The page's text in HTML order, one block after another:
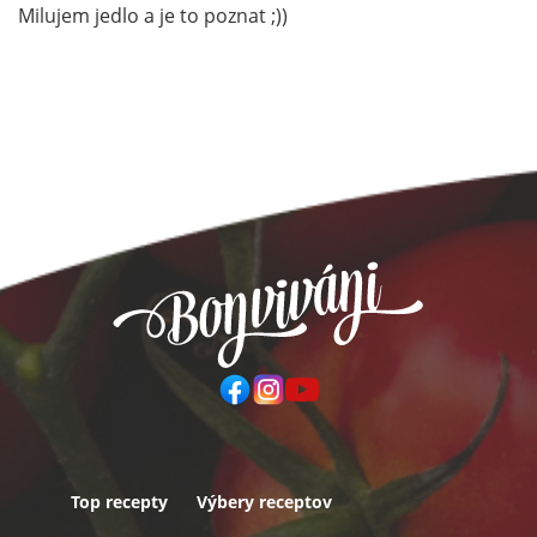
Milujem jedlo a je to poznat ;))
Top recepty Výbery receptov